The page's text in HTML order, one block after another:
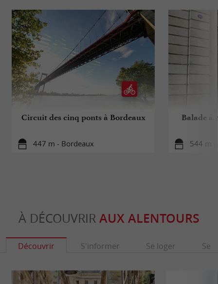
Circuit des cinq ponts à Bordeaux
447 m - Bordeaux
Balade à
544 m -
À DÉCOUVRIR AUX ALENTOURS
Découvrir S'informer Se loger Se